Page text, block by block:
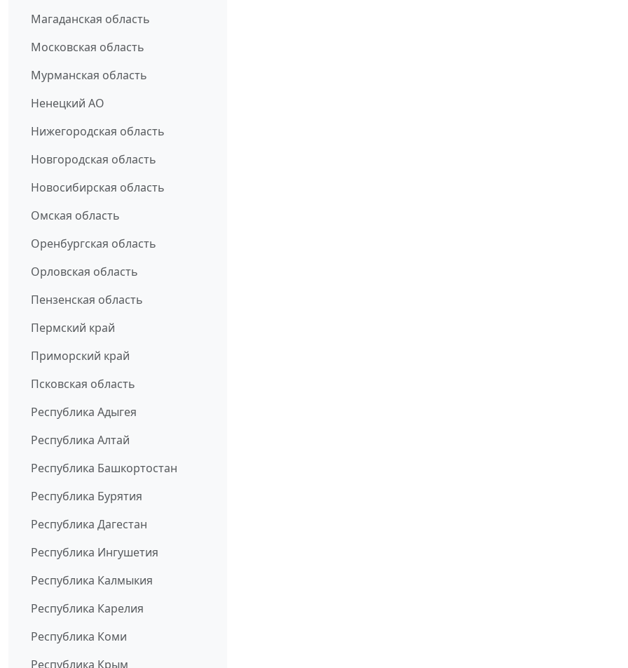
Магаданская область
Московская область
Мурманская область
Ненецкий АО
Нижегородская область
Новгородская область
Новосибирская область
Омская область
Оренбургская область
Орловская область
Пензенская область
Пермский край
Приморский край
Псковская область
Республика Адыгея
Республика Алтай
Республика Башкортостан
Республика Бурятия
Республика Дагестан
Республика Ингушетия
Республика Калмыкия
Республика Карелия
Республика Коми
Республика Крым